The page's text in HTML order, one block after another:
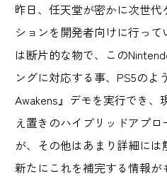
昨日、任天堂が密かに次世
ションを開発者向けに行っ
は断片的な物で、この
ングに対応する事、PS5のよ
Awakens』デモを実行でき
え置きのハイブリッドアプ
が、その他はあまり詳細には
新たにこれを補完する情報